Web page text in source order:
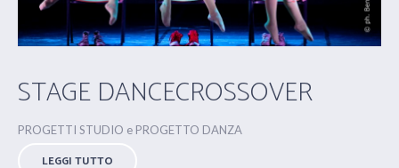
STAGE DANCECROSSOVER
PROGETTI STUDIO e PROGETTO DANZA
LEGGI TUTTO